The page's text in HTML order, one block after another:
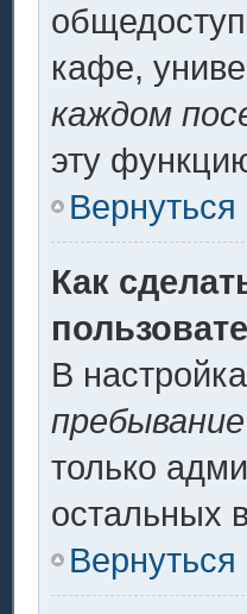
кафе,
каждом
эту
Вернуться
Как
В
только
остальных
Вернуться